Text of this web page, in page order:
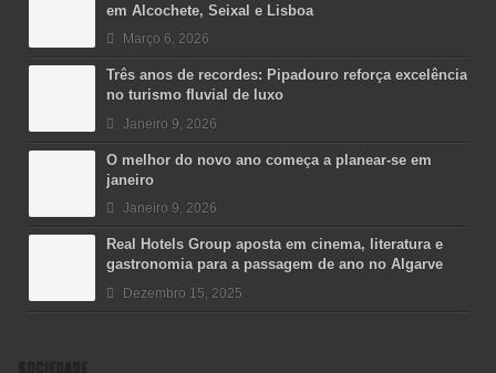
em Alcochete, Seixal e Lisboa
Março 6, 2026
Três anos de recordes: Pipadouro reforça excelência
no turismo fluvial de luxo
Janeiro 9, 2026
O melhor do novo ano começa a planear-se em
janeiro
Janeiro 9, 2026
Real Hotels Group aposta em cinema, literatura e
gastronomia para a passagem de ano no Algarve
Dezembro 15, 2025
SOCIEDADE